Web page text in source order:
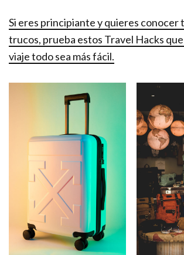
Si eres principiante y quieres conocer
trucos, prueba estos Travel Hacks
viaje todo sea más fácil.